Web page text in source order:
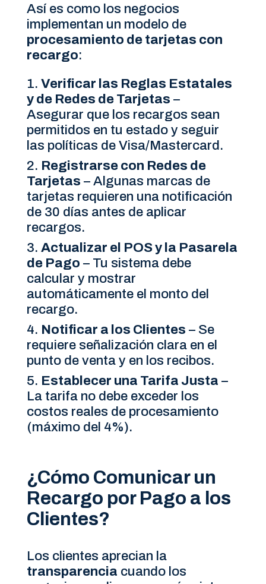
Así es como los negocios
implementan un modelo de
procesamiento de tarjetas con
recargo:
Verificar las Reglas Estatales
y de Redes de Tarjetas –
Asegurar que los recargos sean
permitidos en tu estado y seguir
las políticas de Visa/Mastercard.
Registrarse con Redes de
Tarjetas – Algunas marcas de
tarjetas requieren una notificación
de 30 días antes de aplicar
recargos.
Actualizar el POS y la Pasarela
de Pago – Tu sistema debe
calcular y mostrar
automáticamente el monto del
recargo.
Notificar a los Clientes – Se
requiere señalización clara en el
punto de venta y en los recibos.
Establecer una Tarifa Justa –
La tarifa no debe exceder los
costos reales de procesamiento
(máximo del 4%).
¿Cómo Comunicar un
Recargo por Pago a los
Clientes?
Los clientes aprecian la
transparencia cuando los